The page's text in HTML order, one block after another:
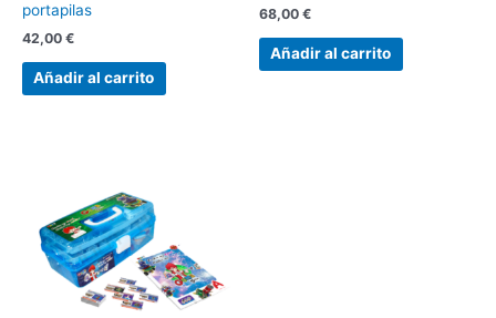
portapilas
42,00 €
Añadir al carrito
68,00 €
Añadir al carrito